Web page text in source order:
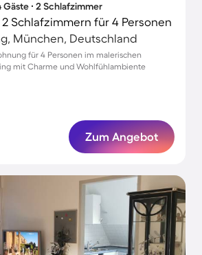
Gäste ∙ 2 Schlafzimmer
Schlafzimmern für 4 Personen
München, Deutschland
für 4 Personen im malerischen
mit Charme und Wohlfühlambiente
Zum Angebot